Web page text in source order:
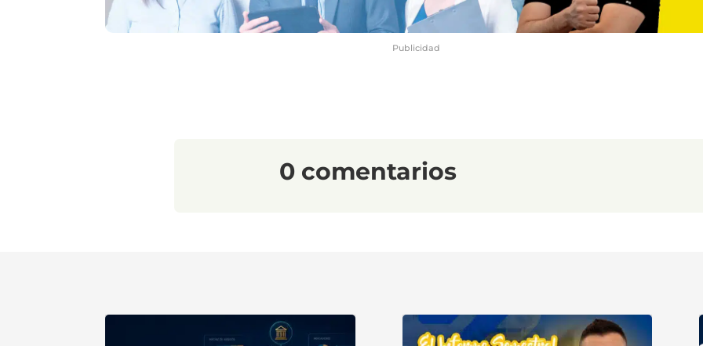
Publicidad
0 comentarios